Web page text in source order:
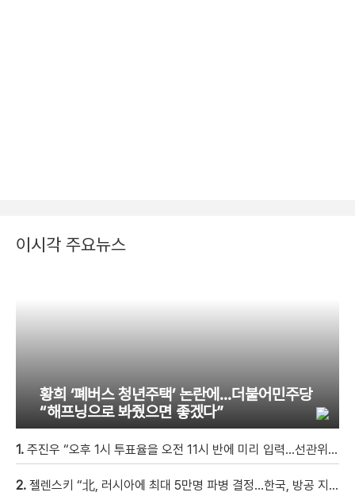
이시각 주요뉴스
황희 ‘폐버스 청년주택’ 논란에…더불어민주당
“해프닝으로 봐줬으면 좋겠다”
1. 주진우 “오후 1시 투표율을 오전 11시 반에 미리 입력…선관위 ‘타임머신 조작‘” [현장영상]
2. 젤렌스키 “北, 러시아에 최대 5만명 파병 결정…한국, 방공 지원해달라”